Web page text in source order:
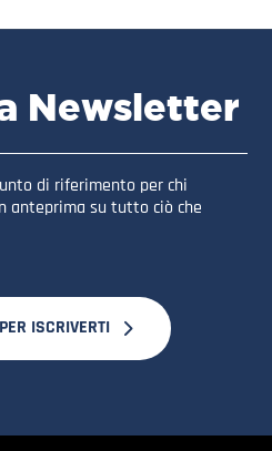
Newsletter
di riferimento per chi
anteprima su tutto ciò che
ISCRIVERTI